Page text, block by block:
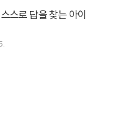
스로 답을 찾는 아이